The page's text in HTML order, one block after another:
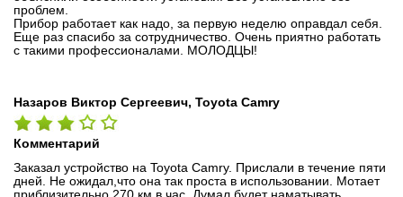
проблем.
Прибор работает как надо, за первую неделю оправдал себя.
Еще раз спасибо за сотрудничество. Очень приятно работать
с такими профессионалами. МОЛОДЦЫ!
Назаров Виктор Сергеевич, Toyota Camry
Комментарий
Заказал устройство на Toyota Camry. Прислали в течение пяти
дней. Не ожидал,что она так проста в использовании. Мотает